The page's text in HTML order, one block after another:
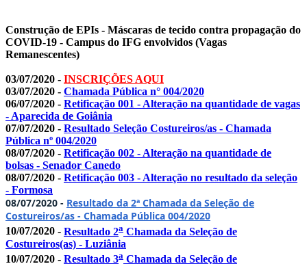
Construção de EPIs - Máscaras de tecido contra propagação do
COVID-19 - Campus do IFG envolvidos (Vagas
Remanescentes)
03/07/2020 - INSCRIÇÕES AQUI
03/07/2020 - Chamada Pública n° 004/2020
06/07/2020 - Retificação 001 - Alteração na quantidade de vagas
- Aparecida de Goiânia
07/07/2020 - Resultado Seleção Costureiros/as - Chamada
Pública nº 004/2020
08/07/2020 - Retificação 002 - Alteração na quantidade de
bolsas - Senador Canedo
08/07/2020 - Retificação 003 - Alteração no resultado da seleção
- Formosa
08/07/2020 - Resultado da 2ª Chamada da Seleção de
Costureiros/as - Chamada Pública 004/2020
10/07/2020 - Resultado 2a Chamada da Seleção de
Costureiros(as) - Luziânia
10/07/2020 - Resultado 3a Chamada da Seleção de